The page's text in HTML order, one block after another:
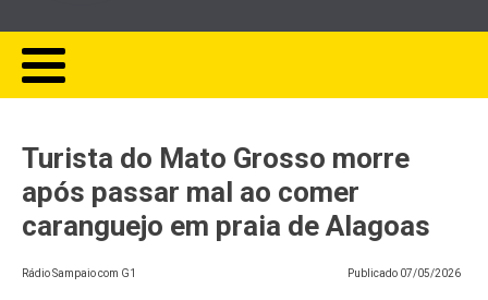
Turista do Mato Grosso morre
após passar mal ao comer
caranguejo em praia de Alagoas
Rádio Sampaio com G1 Publicado 07/05/2026